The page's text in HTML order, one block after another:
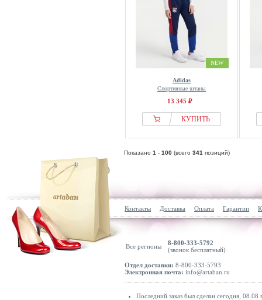
NEW
Adidas
Спортивные штаны
13 345 ₽
КУПИТЬ
Показано 1 - 100 (всего 341 позиций)
Контакты Доставка Оплата Гарантии
Все регионы
8-800-333-5792
(звонок бесплатный)
Отдел доставки: 8-800-333-5793
Электронная почта: info@artaban.ru
Последний заказ был сделан сегодня,